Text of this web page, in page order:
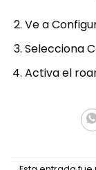
Ve a
Selecciona
Activa el